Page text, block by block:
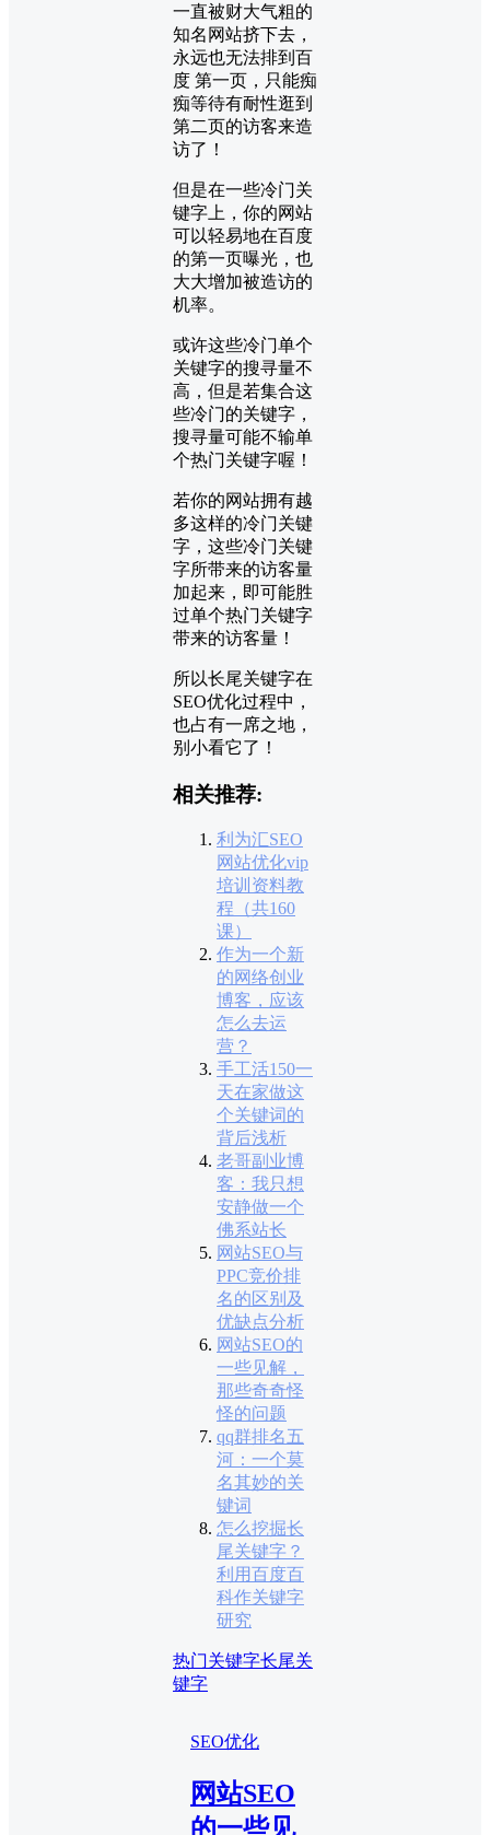
一直被财大气粗的
知名网站挤下去，
永远也无法排到百
度 第一页，只能痴
痴等待有耐性逛到
第二页的访客来造
访了！
但是在一些冷门关
键字上，你的网站
可以轻易地在百度
的第一页曝光，也
大大增加被造访的
机率。
或许这些冷门单个
关键字的搜寻量不
高，但是若集合这
些冷门的关键字，
搜寻量可能不输单
个热门关键字喔！
若你的网站拥有越
多这样的冷门关键
字，这些冷门关键
字所带来的访客量
加起来，即可能胜
过单个热门关键字
带来的访客量！
所以长尾关键字在
SEO优化过程中，
也占有一席之地，
别小看它了！
相关推荐:
利为汇SEO
网站优化vip
培训资料教
程（共160
课）
作为一个新
的网络创业
博客，应该
怎么去运
营？
手工活150一
天在家做这
个关键词的
背后浅析
老哥副业博
客：我只想
安静做一个
佛系站长
网站SEO与
PPC竞价排
名的区别及
优缺点分析
网站SEO的
一些见解，
那些奇奇怪
怪的问题
qq群排名五
河：一个莫
名其妙的关
键词
怎么挖掘长
尾关键字？
利用百度百
科作关键字
研究
热门关键字长尾关
键字
SEO优化
网站SEO
的一些见